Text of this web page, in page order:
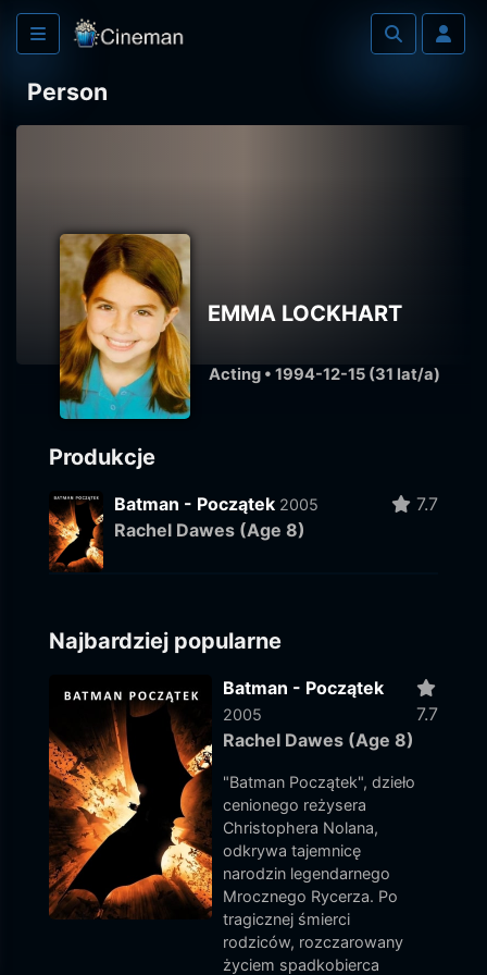
Person
EMMA LOCKHART
Acting • 1994-12-15 (31 lat/a)
Produkcje
Batman - Początek 2005
Rachel Dawes (Age 8)
7.7
Najbardziej popularne
Batman - Początek
2005
Rachel Dawes (Age 8)
"Batman Początek", dzieło
cenionego reżysera
Christophera Nolana,
odkrywa tajemnicę
narodzin legendarnego
Mrocznego Rycerza. Po
tragicznej śmierci
rodziców, rozczarowany
życiem spadkobierca
7.7